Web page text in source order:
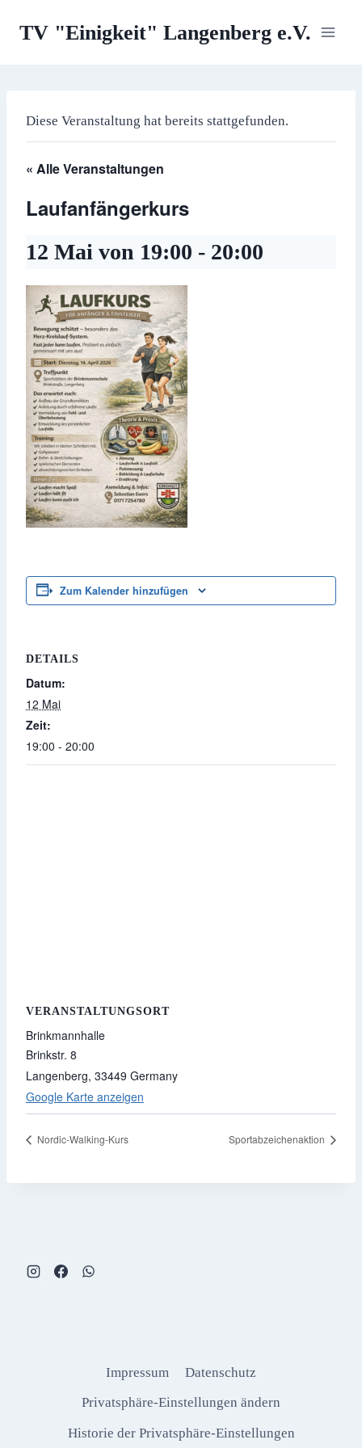
InhaltTV "Einigkeit" Langenberg e.V.
Diese Veranstaltung hat bereits stattgefunden.
« Alle Veranstaltungen
Laufanfängerkurs
12 Mai von 19:00 - 20:00
Zum Kalender hinzufügen
DETAILS
Datum:
12 Mai
Zeit:
19:00 - 20:00
VERANSTALTUNGSORT
Brinkmannhalle
Brinkstr. 8
Langenberg, 33449 Germany
Google Karte anzeigen
Nordic-Walking-Kurs Sportabzeichenaktion
Impressum
Datenschutz
Privatsphäre-Einstellungen ändern
Historie der Privatsphäre-Einstellungen